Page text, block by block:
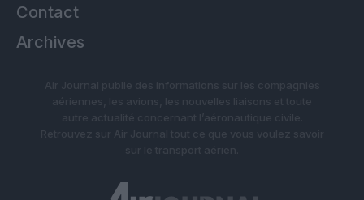
Contact
Archives